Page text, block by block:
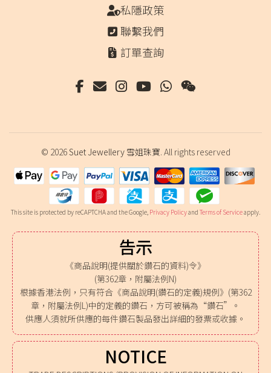
私隱政策
聯繫我們
訂單查詢
© 2026Suet Jewellery 雪姐珠寶. All rights reserved
This site is protected by reCAPTCHA and the Google, Privacy Policyand Terms of Serviceapply.
告示
《商品說明(提供關於鑽石的資料)令》
(第362章，附屬法例N)
根據香港法例，只有符合《商品說明(鑽石的定義)規例》(第362
章，附屬法例L)中的定義的鑽石，方可被稱為“鑽石”。
供應人須就所供應的每件鑽石製品發出詳細的發票或收據。
NOTICE